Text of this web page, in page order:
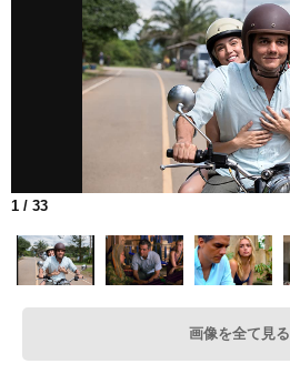
1 / 33
画像を全て見る